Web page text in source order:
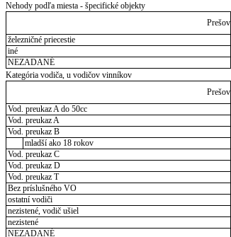
Nehody podľa miesta - špecifické objekty
Prešov
železničné priecestie
iné
NEZADANÉ
Kategória vodiča, u vodičov vinníkov
Prešov
Vod. preukaz A do 50cc
Vod. preukaz A
Vod. preukaz B
mladší ako 18 rokov
Vod. preukaz C
Vod. preukaz D
Vod. preukaz T
Bez príslušného VO
ostatní vodiči
nezistené, vodič ušiel
nezistené
NEZADANÉ